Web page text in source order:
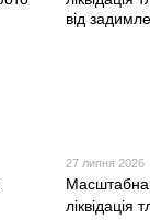
27 липня 2026
ліквідація